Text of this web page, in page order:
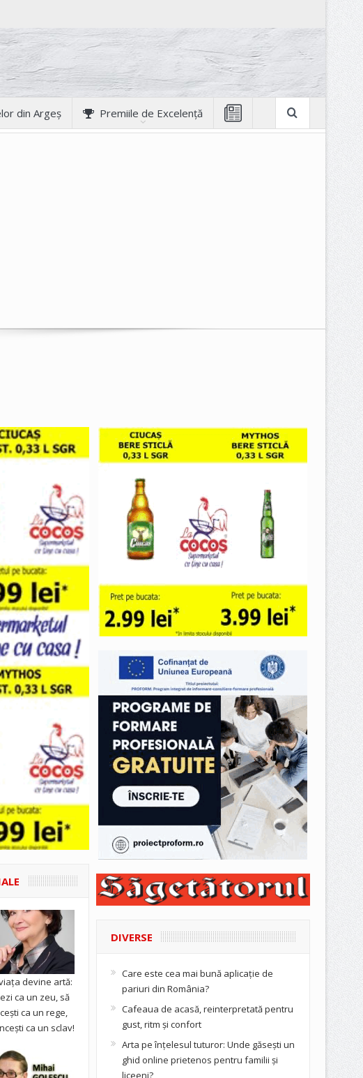
din Argeș Premiile de Excelență
devine artă:
ca un zeu, să
ca un rege,
ca un sclav!
DIVERSE
Care este cea mai bună aplicație de
pariuri din România?
Cafeaua de acasă, reinterpretată pentru
gust, ritm și confort
Arta pe înțelesul tuturor: Unde găsești un
ghid online prietenos pentru familii și
liceeni?